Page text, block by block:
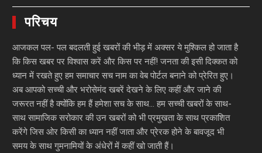
परिचय
आजकल पल- पल बदलती हुई खबरों की भीड़ में अक्सर ये मुश्किल हो जाता है
कि किस खबर पर विश्वास करें और किस पर नहीं! जनता की इसी दिक्कत को
ध्यान में रखते हुए हम समाचार सच नाम का वेब पोर्टल बनाने को प्रेरित हुए।
अब आपको सच्ची और भरोसेमंद खबरें देखने के लिए कहीं और जाने की
जरूरत नहीं है क्योंकि हम हैं हमेशा सच के साथ… हम सच्ची खबरों के साथ-
साथ सामाजिक सरोकार की उन खबरों को भी प्रमुखता के साथ प्रकाशित
करेंगे जिस ओर किसी का ध्यान नहीं जाता और प्रेरक होने के बावजूद भी
समय के साथ गुमनामियों के अंधेरों में कहीं खो जाती हैं।